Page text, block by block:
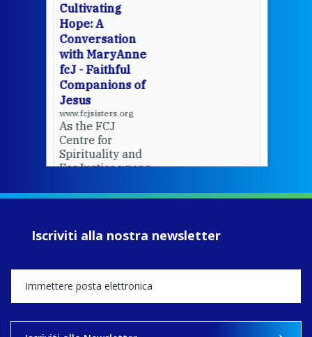
Cultivating
Hope: A
Conversation
with MaryAnne
fcJ - Faithful
Companions of
Jesus
www.fcjsisters.org
As the FCJ
Centre for
Spirituality and
EcoJustice wraps
of retreats,
MaryAnne fcJ,
happened — and
what's ahead.
Iscriviti alla nostra newsletter